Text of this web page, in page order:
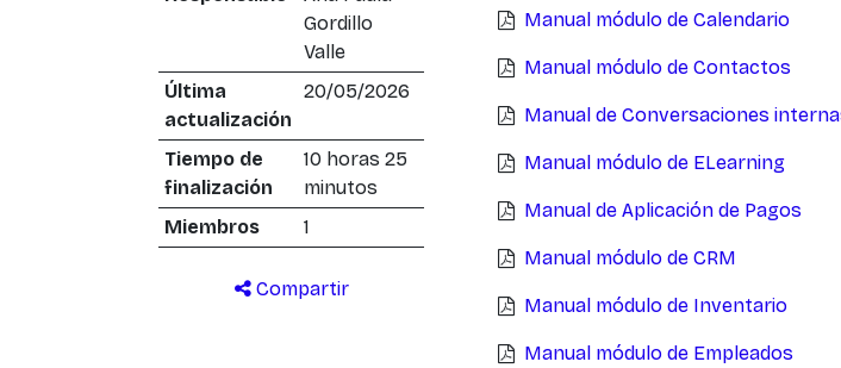
Gordillo
Valle
Última
actualización
20/05/2026
Tiempo de
finalización
10 horas 25
minutos
Miembros
1
Compartir
Manual módulo de Calendario
Manual módulo de Contactos
Manual de Conversaciones
Manual módulo de ELearning
Manual de Aplicación de Pagos
Manual módulo de CRM
Manual módulo de Inventario
Manual módulo de Empleados